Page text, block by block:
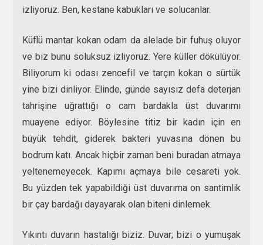
izliyoruz. Ben, kestane kabukları ve solucanlar.
Küflü mantar kokan odam da alelade bir fuhuş oluyor
ve biz bunu soluksuz izliyoruz. Yere küller dökülüyor.
Biliyorum ki odası zencefil ve tarçın kokan o sürtük
yine bizi dinliyor. Elinde, günde sayısız defa deterjan
tahrişine uğrattığı o cam bardakla üst duvarımı
muayene ediyor. Böylesine titiz bir kadın için en
büyük tehdit, giderek bakteri yuvasına dönen bu
bodrum katı. Ancak hiçbir zaman beni buradan atmaya
yeltenemeyecek. Kapımı açmaya bile cesareti yok.
Bu yüzden tek yapabildiği üst duvarıma on santimlik
bir çay bardağı dayayarak olan biteni dinlemek.
Yıkıntı duvarın hastalığı biziz. Duvar; bizi o yumuşak